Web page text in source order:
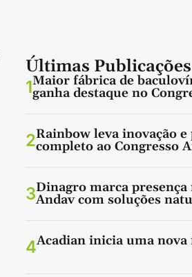
Últimas Publicações
1Maior fábrica de
ganha destaque no
2Rainbow leva inovação
completo ao Congresso
3Dinagro marca presença
Andav com soluções
4Acadian inicia uma nova